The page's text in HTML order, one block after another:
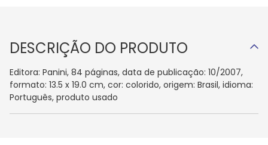
DESCRIÇÃO DO PRODUTO
Editora: Panini, 84 páginas, data de publicação: 10/2007,
formato: 13.5 x 19.0 cm, cor: colorido, origem: Brasil, idioma:
Português, produto usado